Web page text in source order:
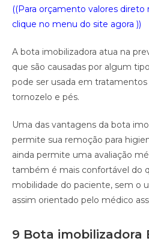
((Para orçamento valores
clique no menu do site agora ))
A bota imobilizadora atua na
que são causadas por algum
pode ser usada em
tornozelo e pés.
Uma das vantagens da bota
permite sua remoção para
ainda permite uma avaliação
também é mais confortável do
mobilidade do paciente, sem o
assim orientado pelo médico
9 Bota imobilizadora